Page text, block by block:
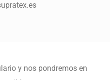
y nos pondremos en